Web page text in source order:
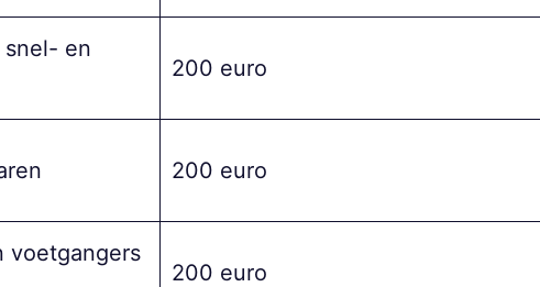
en
200 euro
200 euro
voetgangers
200 euro